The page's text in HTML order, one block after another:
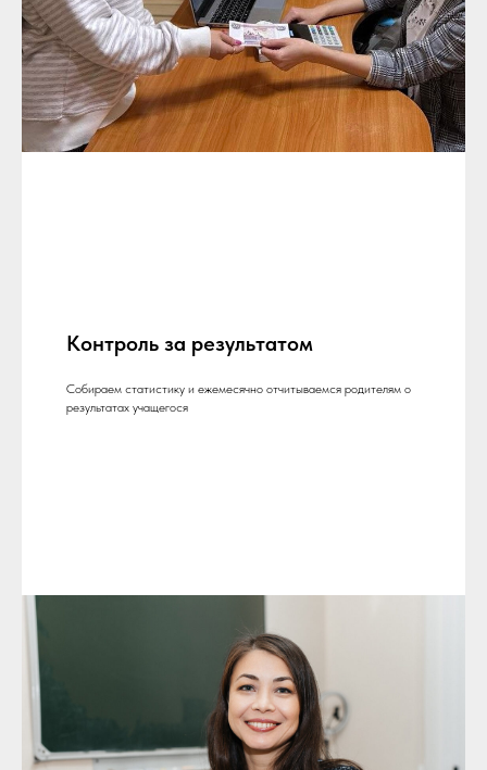
Контроль за результатом
Собираем статистику и ежемесячно отчитываемся родителям о
результатах учащегося